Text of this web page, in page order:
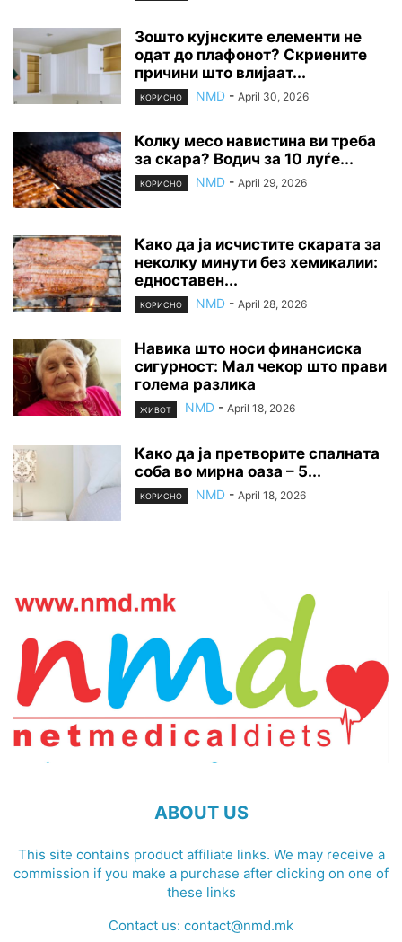
Зошто кујнските елементи не
одат до плафонот? Скриените
причини што влијаат...
КОРИСНО NMD - April 30, 2026
Колку месо навистина ви треба
за скара? Водич за 10 луѓе...
КОРИСНО NMD - April 29, 2026
Како да ја исчистите скарата за
неколку минути без хемикалии:
едноставен...
КОРИСНО NMD - April 28, 2026
Навика што носи финансиска
сигурност: Мал чекор што прави
голема разлика
ЖИВОТ NMD - April 18, 2026
Како да ја претворите спалната
соба во мирна оаза – 5...
КОРИСНО NMD - April 18, 2026
ABOUT US
This site contains product affiliate links. We may receive a
commission if you make a purchase after clicking on one of
these links
Contact us: contact@nmd.mk